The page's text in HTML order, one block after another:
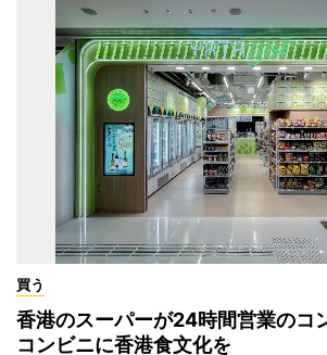
買う
香港のスーパーが24時間営業の
コンビニに香港食文化を